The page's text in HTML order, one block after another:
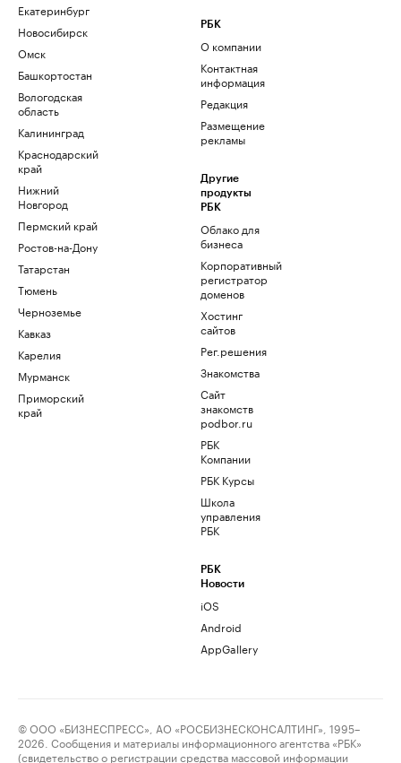
Екатеринбург
Новосибирск
Омск
Башкортостан
Вологодская
область
Калининград
Краснодарский
край
Нижний
Новгород
Пермский край
Ростов-на-Дону
Татарстан
Тюмень
Черноземье
Кавказ
Карелия
Мурманск
Приморский
край
РБК
О компании
Контактная
информация
Редакция
Размещение
рекламы
Другие
продукты
РБК
Облако для
бизнеса
Корпоративный
регистратор
доменов
Хостинг
сайтов
Рег.решения
Знакомства
Сайт
знакомств
podbor.ru
РБК
Компании
РБК Курсы
Школа
управления
РБК
РБК
Новости
iOS
Android
AppGallery
© ООО «БИЗНЕСПРЕСС», АО «РОСБИЗНЕСКОНСАЛТИНГ», 1995–
2026. Сообщения и материалы информационного агентства «РБК»
(свидетельство о регистрации средства массовой информации